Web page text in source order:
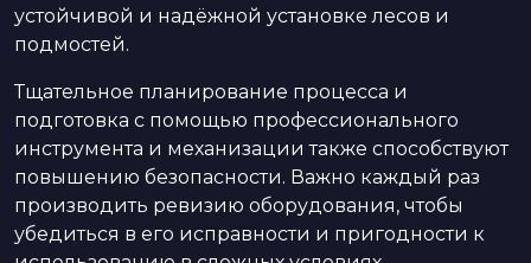
устойчивой и надёжной установке лесов и
подмостей.
Тщательное планирование процесса и
подготовка с помощью профессионального
инструмента и механизации также способствуют
повышению безопасности. Важно каждый раз
производить ревизию оборудования, чтобы
убедиться в его исправности и пригодности к